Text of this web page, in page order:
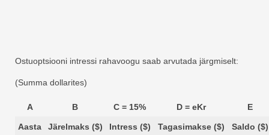
Ostuoptsiooni intressi rahavoogu saab arvutada järgmiselt:
(Summa dollarites)
A B C = 15% D = eKr E
Aasta Järelmaks ($) Intress ($) Tagasimakse ($) Saldo ($)